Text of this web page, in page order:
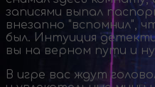
записями выпал
внезапно "вспомнил",
был. Интуиция
вы на верном пути и
В игре вас ждут